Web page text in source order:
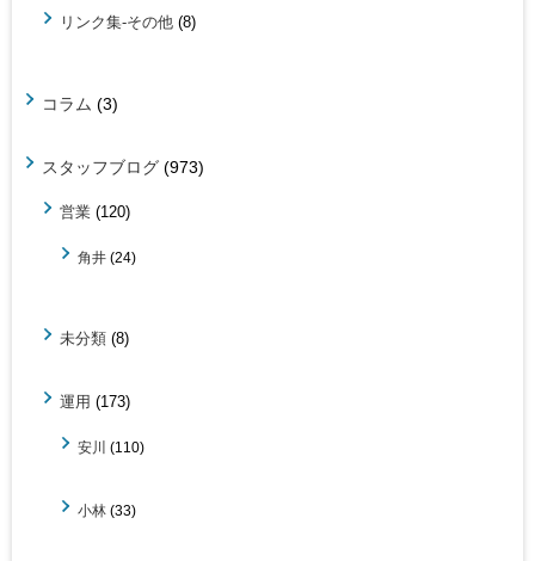
リンク集-その他 (8)
コラム (3)
スタッフブログ (973)
営業 (120)
角井 (24)
未分類 (8)
運用 (173)
安川 (110)
小林 (33)